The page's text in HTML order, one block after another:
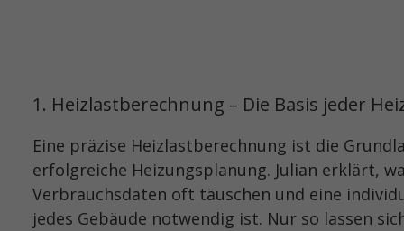
1. Heizlastberechnung – Die Basis jeder
Eine präzise Heizlastberechnung ist die
erfolgreiche Heizungsplanung. Julian erklärt,
Verbrauchsdaten oft täuschen und eine
jedes Gebäude notwendig ist. Nur so lassen